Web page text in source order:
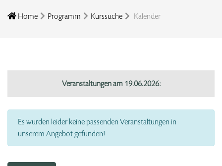
Home Programm Kurssuche Kalender
Veranstaltungen am 19.06.2026:
Es wurden leider keine passenden Veranstaltungen in
unserem Angebot gefunden!